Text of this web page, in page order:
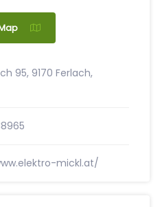
95, 9170 Ferlach,
mickl.at/